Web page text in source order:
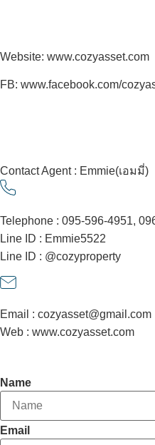
Website: www.cozyasset.com
FB: www.facebook.com/
Contact Agent : Emmie(เอมมี่)
Telephone : 095-596-4951,
Line ID : Emmie5522
Line ID : @cozyproperty
Email : cozyasset@gmail.com
Web : www.cozyasset.com
Name
Email